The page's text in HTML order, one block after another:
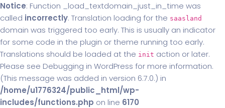
Notice: Function _load_textdomain_just_in_time was
called incorrectly. Translation loading for the saasland
domain was triggered too early. This is usually an indicator
for some code in the plugin or theme running too early.
Translations should be loaded at the init action or later.
Please see Debugging in WordPress for more information.
(This message was added in version 6.7.0.) in
/home/u1776324/public_html/wp-
includes/functions.php on line 6170